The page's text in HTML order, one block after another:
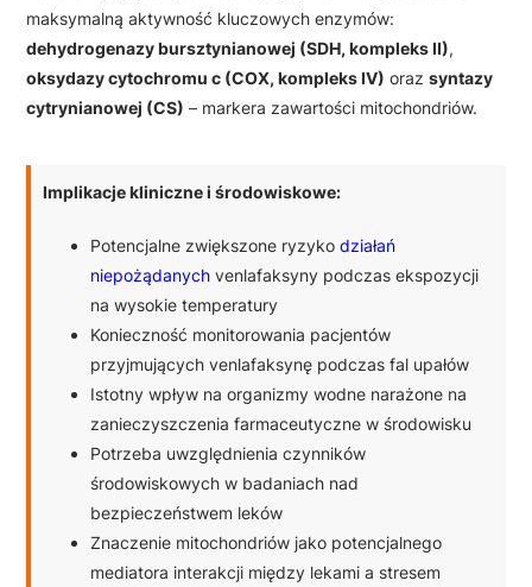
maksymalną aktywność kluczowych enzymów:
dehydrogenazy bursztynianowej (SDH, kompleks II),
oksydazy cytochromu c (COX, kompleks IV) oraz syntazy
cytrynianowej (CS) – markera zawartości mitochondriów.
Implikacje kliniczne i środowiskowe:
Potencjalne zwiększone ryzyko działań
niepożądanych venlafaksyny podczas ekspozycji
na wysokie temperatury
Konieczność monitorowania pacjentów
przyjmujących venlafaksynę podczas fal upałów
Istotny wpływ na organizmy wodne narażone na
zanieczyszczenia farmaceutyczne w środowisku
Potrzeba uwzględnienia czynników
środowiskowych w badaniach nad
bezpieczeństwem leków
Znaczenie mitochondriów jako potencjalnego
mediatora interakcji między lekami a stresem